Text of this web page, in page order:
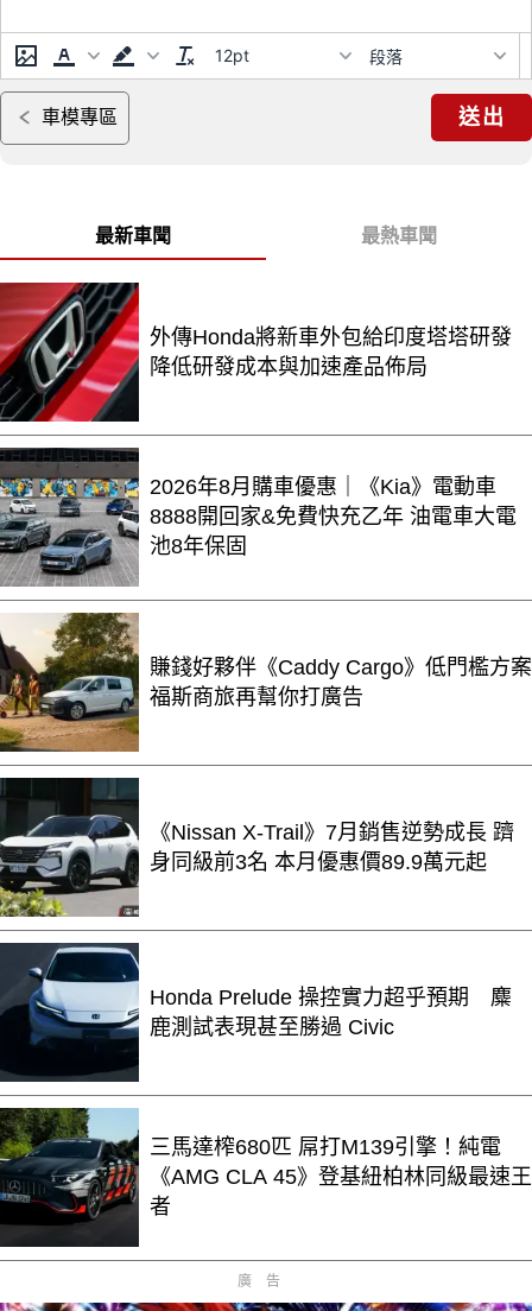
12pt 段落
車模專區 送出
最新車聞 最熱車聞
外傳Honda將新車外包給印度塔塔研發
降低研發成本與加速產品佈局
2026年8月購車優惠｜《Kia》電動車
8888開回家&免費快充乙年 油電車大電
池8年保固
賺錢好夥伴《Caddy Cargo》低門檻方案
福斯商旅再幫你打廣告
《Nissan X-Trail》7月銷售逆勢成長 躋
身同級前3名 本月優惠價89.9萬元起
Honda Prelude 操控實力超乎預期 麋
鹿測試表現甚至勝過 Civic
三馬達榨680匹 屌打M139引擎！純電
《AMG CLA 45》登基紐柏林同級最速王
者
廣告